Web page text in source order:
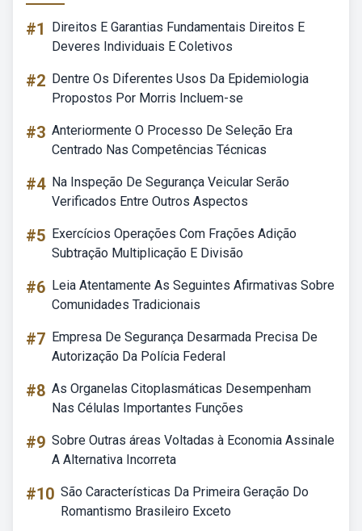
#1
Direitos E Garantias Fundamentais Direitos E
Deveres Individuais E Coletivos
#2 Dentre Os Diferentes Usos Da Epidemiologia
Propostos Por Morris Incluem-se
#3 Anteriormente O Processo De Seleção Era
Centrado Nas Competências Técnicas
#4 Na Inspeção De Segurança Veicular Serão
Verificados Entre Outros Aspectos
#5 Exercícios Operações Com Frações Adição
Subtração Multiplicação E Divisão
#6 Leia Atentamente As Seguintes Afirmativas Sobre
Comunidades Tradicionais
#7 Empresa De Segurança Desarmada Precisa De
Autorização Da Polícia Federal
#8 As Organelas Citoplasmáticas Desempenham
Nas Células Importantes Funções
#9 Sobre Outras áreas Voltadas à Economia Assinale
A Alternativa Incorreta
#10 São Características Da Primeira Geração Do
Romantismo Brasileiro Exceto